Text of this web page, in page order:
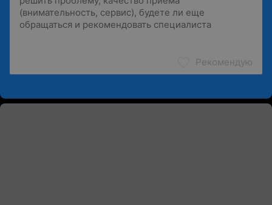
Рекомендую